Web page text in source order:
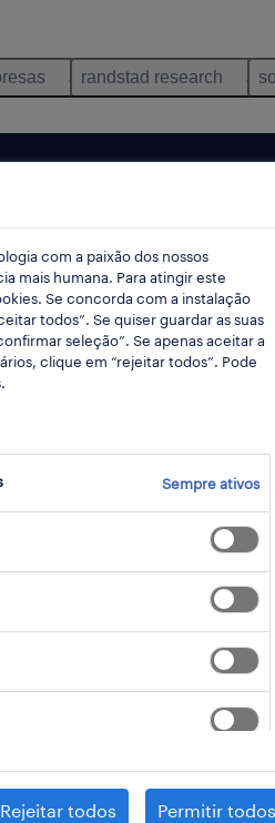
randstad research
em Vila
(m/f/x)
porto
com a paixão dos nossos
mais humana. Para atingir este
Se concorda com a instalação
todos”. Se quiser guardar as suas
seleção”. Se apenas aceitar a
clique em “rejeitar todos”. Pode
Sempre ativos
Rejeitar todos Permitir todos